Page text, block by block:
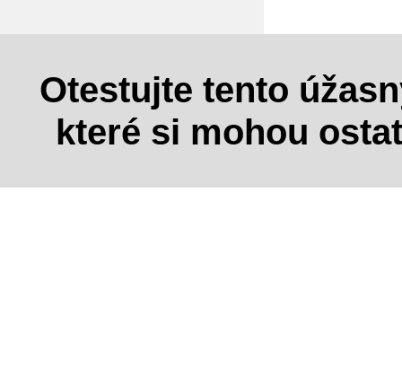
Otestujte tento
které si mohou